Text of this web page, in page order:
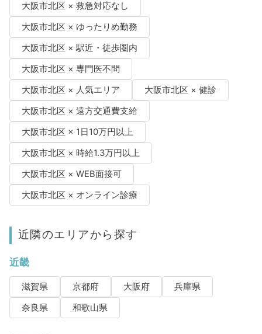
大阪市北区 × 救急対応なし
大阪市北区 × ゆったりめ勤務
大阪市北区 × 駅近・徒歩圏内
大阪市北区 × 専門医不問
大阪市北区 × 人気エリア
大阪市北区 × 健診
大阪市北区 × 遠方交通費支給
大阪市北区 × 1日10万円以上
大阪市北区 × 時給1.3万円以上
大阪市北区 × WEB面接可
大阪市北区 × オンライン診療
近隣のエリアから探す
近畿
滋賀県 京都府 大阪府
兵庫県
奈良県
和歌山県